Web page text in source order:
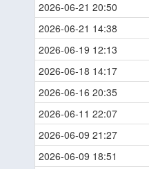
2026-06-21 20:50
2026-06-21 14:38
2026-06-19 12:13
2026-06-18 14:17
2026-06-16 20:35
2026-06-11 22:07
2026-06-09 21:27
2026-06-09 18:51